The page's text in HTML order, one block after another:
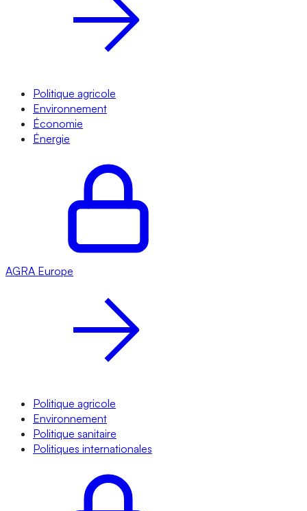
Politique agricole
Environnement
Économie
Énergie
AGRA Europe
Politique agricole
Environnement
Politique sanitaire
Politiques internationales